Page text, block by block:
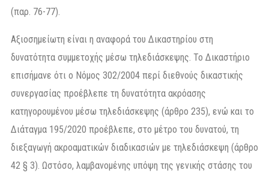
(παρ. 76-77).
Αξιοσημείωτη είναι η αναφορά του Δικαστηρίου στη
δυνατότητα συμμετοχής μέσω τηλεδιάσκεψης. Το Δικαστήριο
επισήμανε ότι ο Νόμος 302/2004 περί διεθνούς δικαστικής
συνεργασίας προέβλεπε τη δυνατότητα ακρόασης
κατηγορουμένου μέσω τηλεδιάσκεψης (άρθρο 235), ενώ και το
Διάταγμα 195/2020 προέβλεπε, στο μέτρο του δυνατού, τη
διεξαγωγή ακροαματικών διαδικασιών με τηλεδιάσκεψη (άρθρο
42 § 3). Ωστόσο, λαμβανομένης υπόψη της γενικής στάσης του